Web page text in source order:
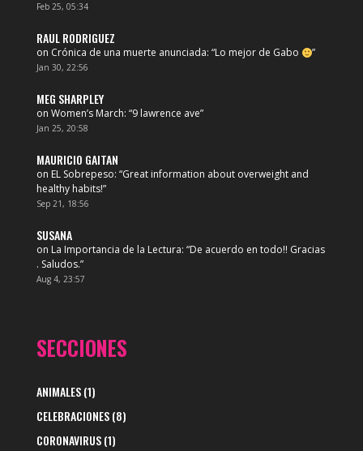
Feb 25, 05:34
RAUL RODRIGUEZ
on Crónica de una muerte anunciada: “Lo mejor de Gabo ”
Jan 30, 22:56
MEG SHARPLEY
on Women’s March: “9 lawrence ave”
Jan 25, 20:58
MAURICIO GAITAN
on EL Sobrepeso: “Great information about overweight and
healthy habits!”
Sep 21, 18:56
SUSANA
on La Importancia de la Lectura: “De acuerdo en todo!! Gracias
. Saludos.”
Aug 4, 23:57
SECCIONES
ANIMALES(1)
CELEBRACIONES(8)
CORONAVIRUS(1)